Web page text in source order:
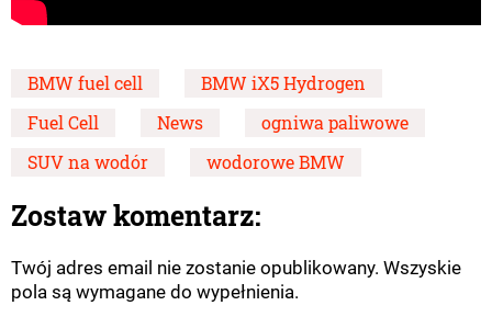
BMW fuel cell
BMW iX5 Hydrogen
Fuel Cell
News
ogniwa paliwowe
SUV na wodór
wodorowe BMW
Zostaw komentarz:
Twój adres email nie zostanie opublikowany. Wszyskie
pola są wymagane do wypełnienia.